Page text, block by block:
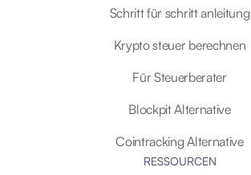
Schritt für schritt anleitung
Krypto steuer berechnen
Für Steuerberater
Blockpit Alternative
Cointracking Alternative
RESSOURCEN